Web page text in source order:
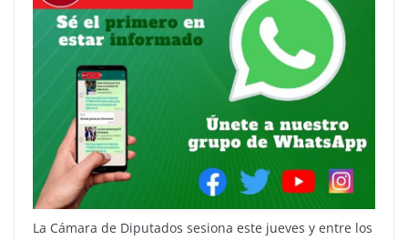
La Cámara de Diputados sesiona este jueves y entre los